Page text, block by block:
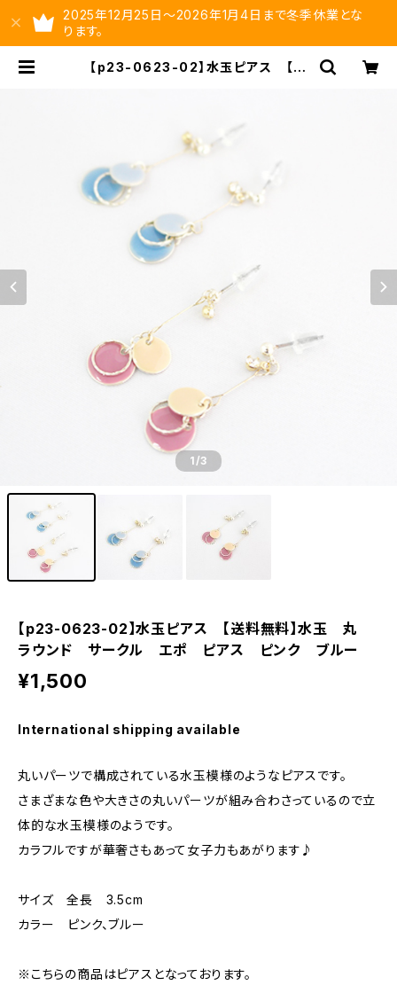
2025年12月25日～2026年1月4日まで冬季休業とな
ります。
【p23-0623-02】水玉ピアス 【送
1/3
【p23-0623-02】水玉ピアス 【送料無料】水玉 丸
ラウンド サークル エポ ピアス ピンク ブルー
¥1,500
International shipping available
丸いパーツで構成されている水玉模様のようなピアスです。
さまざまな色や大きさの丸いパーツが組み合わさっているので立
体的な水玉模様のようです。
カラフルですが華奢さもあって女子力もあがります♪
サイズ 全長 3.5cm
カラー ピンク、ブルー
※こちらの商品はピアスとなっております。